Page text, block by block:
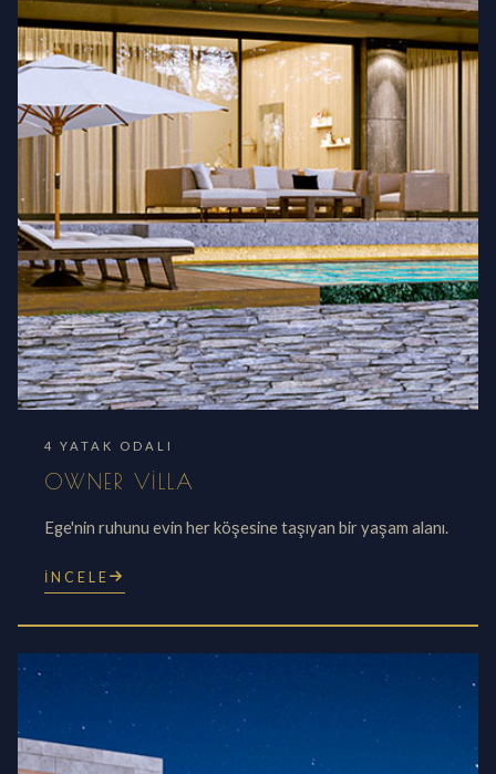
4 YATAK ODALI
OWNER VILLA
Ege'nin ruhunu evin her köşesine taşıyan bir yaşam alanı.
İNCELE